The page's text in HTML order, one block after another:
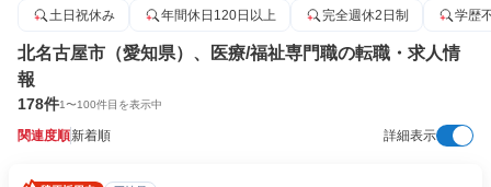
土日祝休み
年間休日120日以上 完全週休2日制 学歴
北名古屋市（愛知県）、医療/福祉専門職の転職・求人情
報
178件1〜100件目を表示中
関連度順新着順 詳細表示